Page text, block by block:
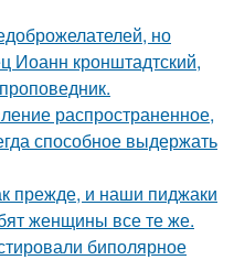
но
Иоанн кронштадтский,
распространенное,
способное выдержать
прежде, и наши пиджаки
женщины все те же.
биполярное